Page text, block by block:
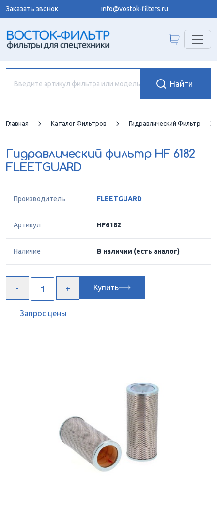
Заказать звонок info@vostok-filters.ru
Главная Каталог Фильтров Гидравлический Фильтр
Гидравлический фильтр HF 6182
FLEETGUARD
Производитель FLEETGUARD
Артикул HF6182
Наличие В наличии (есть аналог)
Купить
Запрос цены